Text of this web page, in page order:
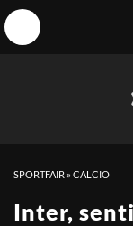
SPORTFAIR »CALCIO
Inter,